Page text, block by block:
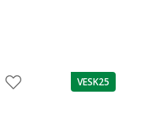
patarimas
VESK25